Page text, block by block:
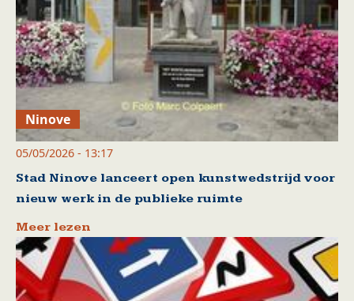
Ninove
05/05/2026 - 13:17
Stad Ninove lanceert open kunstwedstrijd voor
nieuw werk in de publieke ruimte
Meer lezen